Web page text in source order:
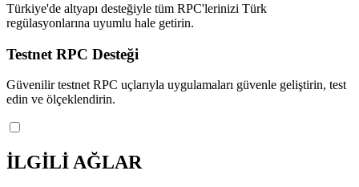
Türkiye'de altyapı desteğiyle tüm RPC'lerinizi Türk
regülasyonlarına uyumlu hale getirin.
Testnet RPC Desteği
Güvenilir testnet RPC uçlarıyla uygulamaları güvenle geliştirin, test
edin ve ölçeklendirin.
İLGİLİ AĞLAR